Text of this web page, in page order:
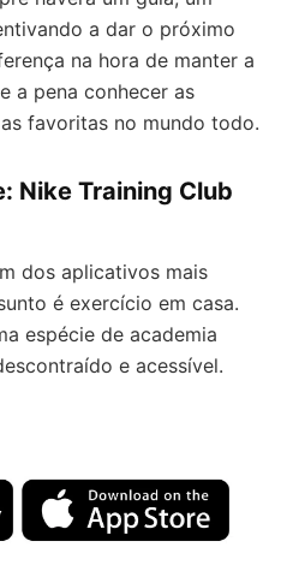
a dar o próximo
na hora de manter a
a pena conhecer as
favoritas no mundo todo.
Nike Training Club
dos aplicativos mais
é exercício em casa.
espécie de academia
e acessível.